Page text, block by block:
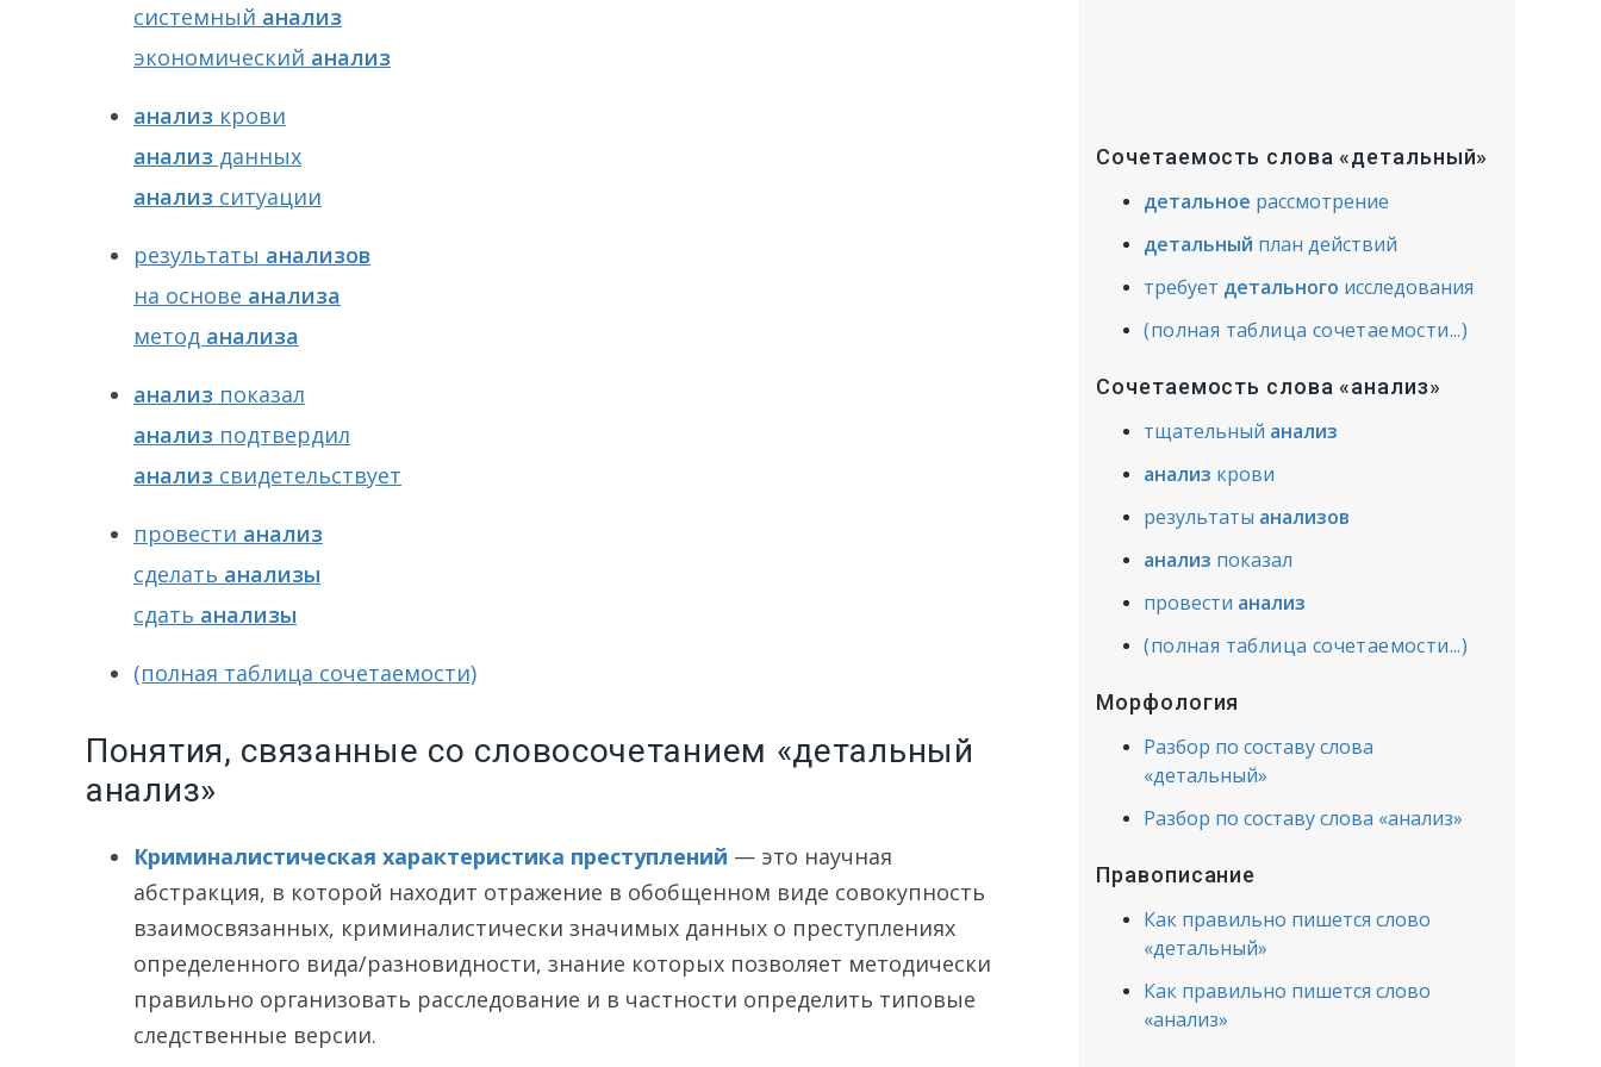
системный анализ
экономический анализ
анализ крови
анализ данных
анализ ситуации
результаты анализов
на основе анализа
метод анализа
анализ показал
анализ подтвердил
анализ свидетельствует
провести анализ
сделать анализы
сдать анализы
(полная таблица сочетаемости)
Понятия, связанные со словосочетанием «детальный
анализ»
Криминалистическая характеристика преступлений — это научная
абстракция, в которой находит отражение в обобщенном виде совокупность
взаимосвязанных, криминалистически значимых данных о преступлениях
определенного вида/разновидности, знание которых позволяет методически
правильно организовать расследование и в частности определить типовые
следственные версии.
Сочетаемость слова «детальный»
детальное рассмотрение
детальный план действий
требует детального исследования
(полная таблица сочетаемости...)
Сочетаемость слова «анализ»
тщательный анализ
анализ крови
результаты анализов
анализ показал
провести анализ
(полная таблица сочетаемости...)
Морфология
Разбор по составу слова
«детальный»
Разбор по составу слова «анализ»
Правописание
Как правильно пишется слово
«детальный»
Как правильно пишется слово
«анализ»